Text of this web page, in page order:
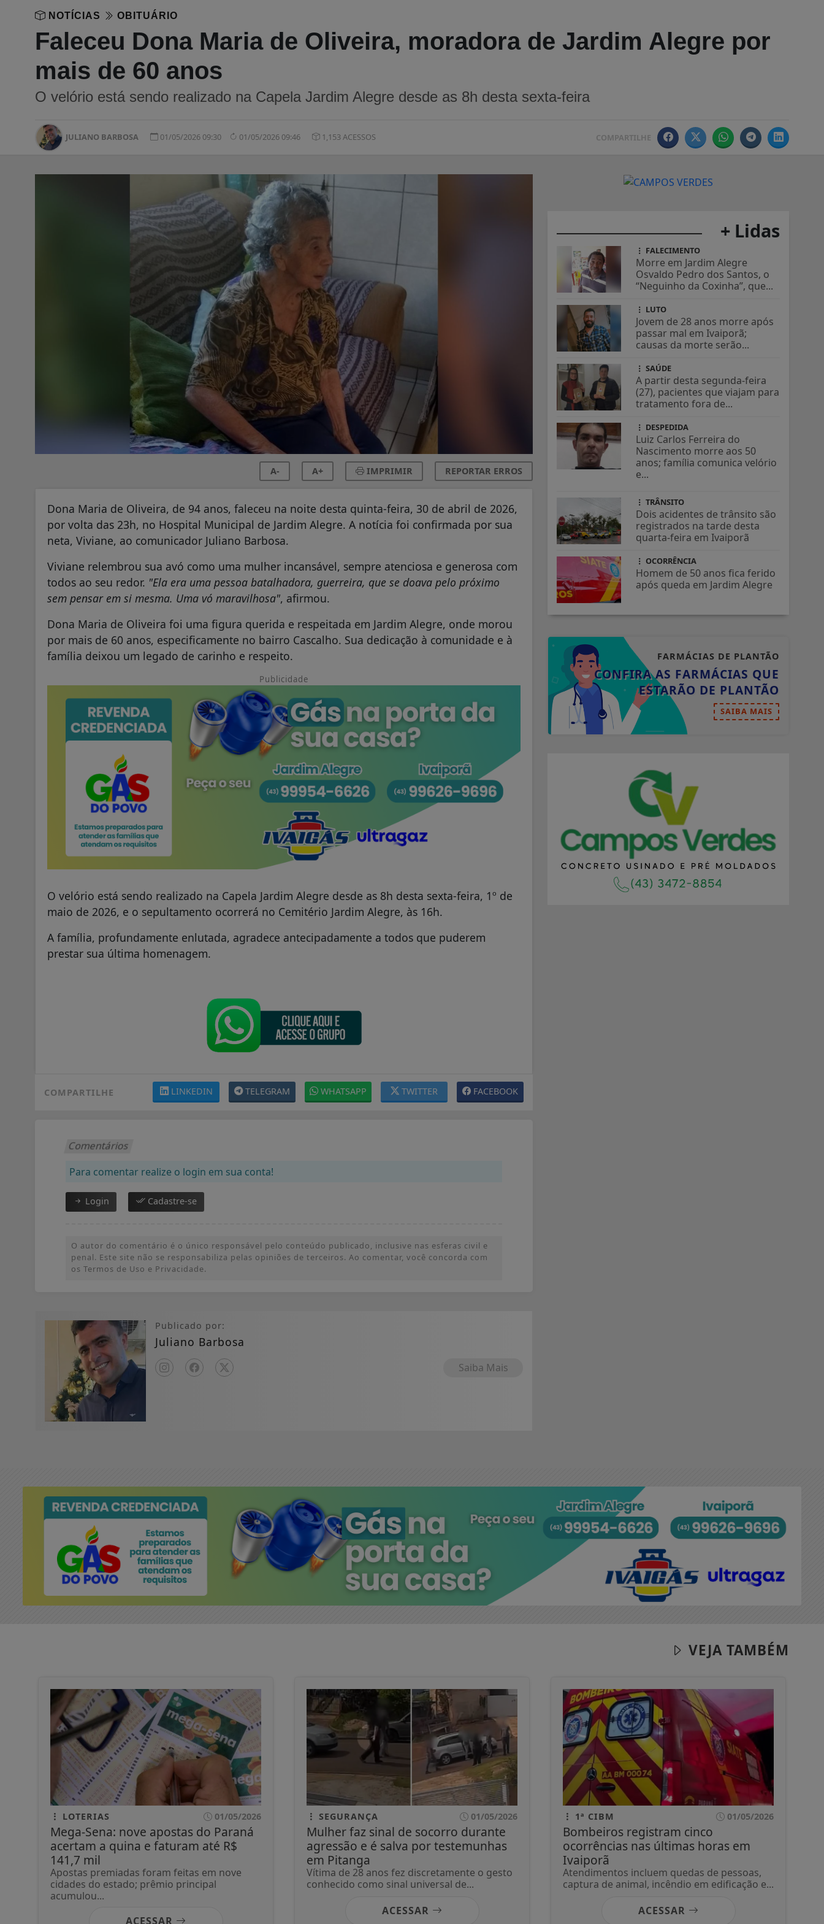
NOTÍCIAS OBITUÁRIO
Faleceu Dona Maria de Oliveira, moradora de Jardim Alegre por
mais de 60 anos
O velório está sendo realizado na Capela Jardim Alegre desde as 8h desta sexta-feira
JULIANO BARBOSA 01/05/2026 09:30 01/05/2026 09:46 1,153 ACESSOS COMPARTILHE
A- A+ IMPRIMIR REPORTAR ERROS
Dona Maria de Oliveira, de 94 anos, faleceu na noite desta quinta-feira, 30 de abril de 2026,
por volta das 23h, no Hospital Municipal de Jardim Alegre. A notícia foi confirmada por sua
neta, Viviane, ao comunicador Juliano Barbosa.
Viviane relembrou sua avó como uma mulher incansável, sempre atenciosa e generosa com
todos ao seu redor. "Ela era uma pessoa batalhadora, guerreira, que se doava pelo próximo
sem pensar em si mesma. Uma vó maravilhosa", afirmou.
Dona Maria de Oliveira foi uma figura querida e respeitada em Jardim Alegre, onde morou
por mais de 60 anos, especificamente no bairro Cascalho. Sua dedicação à comunidade e à
família deixou um legado de carinho e respeito.
Publicidade
O velório está sendo realizado na Capela Jardim Alegre desde as 8h desta sexta-feira, 1º de
maio de 2026, e o sepultamento ocorrerá no Cemitério Jardim Alegre, às 16h.
A família, profundamente enlutada, agradece antecipadamente a todos que puderem
prestar sua última homenagem.
COMPARTILHE FACEBOOK
TWITTER
WHATSAPP
TELEGRAM
LINKEDIN
Comentários
Para comentar realize o login em sua conta!
Login Cadastre-se
O autor do comentário é o único responsável pelo conteúdo publicado, inclusive nas esferas civil e
penal. Este site não se responsabiliza pelas opiniões de terceiros. Ao comentar, você concorda com
os Termos de Uso e Privacidade.
Publicado por:
Juliano Barbosa
Saiba Mais
+ Lidas
FALECIMENTO
Morre em Jardim Alegre
Osvaldo Pedro dos Santos, o
“Neguinho da Coxinha”, que...
LUTO
Jovem de 28 anos morre após
passar mal em Ivaiporã;
causas da morte serão...
SAÚDE
A partir desta segunda-feira
(27), pacientes que viajam para
tratamento fora de...
DESPEDIDA
Luiz Carlos Ferreira do
Nascimento morre aos 50
anos; família comunica velório
e...
TRÂNSITO
Dois acidentes de trânsito são
registrados na tarde desta
quarta-feira em Ivaiporã
OCORRÊNCIA
Homem de 50 anos fica ferido
após queda em Jardim Alegre
FARMÁCIAS DE PLANTÃO
CONFIRA AS FARMÁCIAS QUE
ESTARÃO DE PLANTÃO
SAIBA MAIS
VEJA TAMBÉM
LOTERIAS 01/05/2026
Mega-Sena: nove apostas do Paraná
acertam a quina e faturam até R$
141,7 mil
Apostas premiadas foram feitas em nove
cidades do estado; prêmio principal
acumulou...
ACESSAR
SEGURANÇA 01/05/2026
Mulher faz sinal de socorro durante
agressão e é salva por testemunhas
em Pitanga
Vítima de 28 anos fez discretamente o gesto
conhecido como sinal universal de...
ACESSAR
1ª CIBM 01/05/2026
Bombeiros registram cinco
ocorrências nas últimas horas em
Ivaiporã
Atendimentos incluem quedas de pessoas,
captura de animal, incêndio em edificação e...
ACESSAR